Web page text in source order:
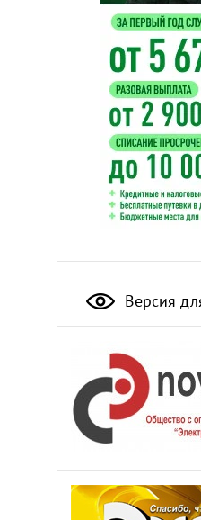
Версия